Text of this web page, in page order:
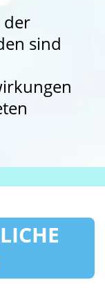
der
sind